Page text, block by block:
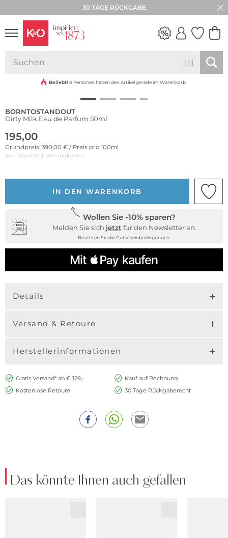
30 TAGE RÜCKGABE
VIBES
Beliebt! 8 Personen haben den Artikel gerade im Warenkorb
BORNTOSTANDOUT
Dirty Milk Eau de Parfum 50ml
195,00
Grundpreis: 390,00 € / Preis pro 100ml
inkl. Mwst zzgl. Versandkosten
IN DEN WARENKORB
Wollen Sie -10% sparen?
Melden Sie sich jetzt für den Newsletter an.
Beachten Sie die Gutscheinbedingungen.
Details
Versand & Retoure
Herstellerinformationen
Gratis Versand* ab € 129,-
Kauf auf Rechnung
Kostenlose Retoure
30 Tage Rückgaberecht
Das könnte Ihnen auch gefallen